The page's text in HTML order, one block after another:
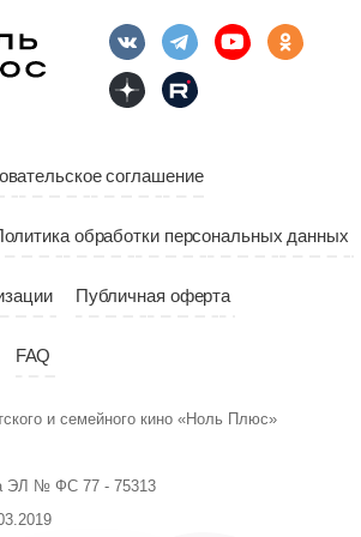
2023
соглашение
обработки персональных данных
Публичная оферта
FAQ
и семейного кино «Ноль Плюс»
ЭЛ № ФС 77 - 75313